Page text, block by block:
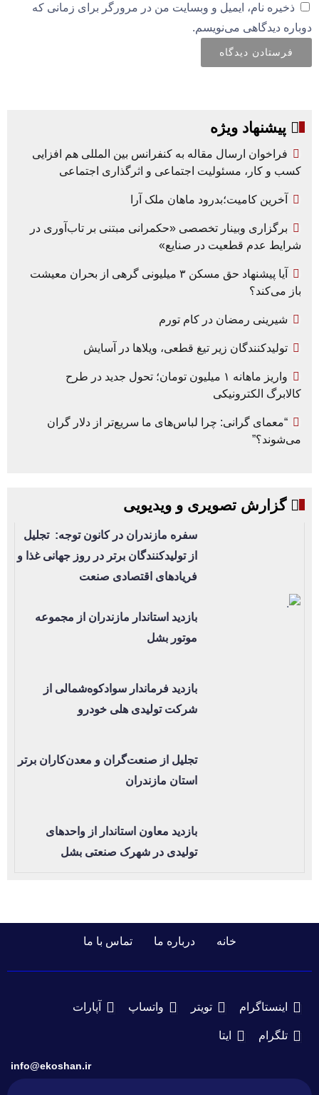
ذخیره نام، ایمیل و وبسایت من در مرورگر برای زمانی که
دوباره دیدگاهی می‌نویسم.
پیشنهاد ویژه
فراخوان ارسال مقاله به کنفرانس بین المللی هم افزایی
کسب و کار، مسئولیت اجتماعی و اثرگذاری اجتماعی
آخرین کامیت؛بدرود ماهان ملک آرا
برگزاری وبینار تخصصی «حکمرانی مبتنی بر تاب‌آوری در
شرایط عدم قطعیت در صنایع»
آیا پیشنهاد حق مسکن ۳ میلیونی گرهی از بحران معیشت
باز می‌کند؟
شیرینی رمضان در کام تورم
تولیدکنندگان زیر تیغ قطعی، ویلاها در آسایش
واریز ماهانه ۱ میلیون تومان؛ تحول جدید در طرح
کالابرگ الکترونیکی
“معمای گرانی: چرا لباس‌های ما سریع‌تر از دلار گران
می‌شوند؟”
گزارش تصویری و ویدیویی
سفره مازندران در کانون توجه: تجلیل
از تولیدکنندگان برتر در روز جهانی غذا و
فریادهای اقتصادی صنعت
بازدید استاندار مازندران از مجموعه
موتور بشل
بازدید فرماندار سوادکوه‌شمالی از
شرکت تولیدی هلی خودرو
تجلیل از صنعت‌گران و معدن‌کاران برتر
استان مازندران
بازدید معاون استاندار از واحدهای
تولیدی در شهرک صنعتی بشل
خانه درباره ما تماس با ما
اینستاگرام تویتر واتساپ آپارات
تلگرام ایتا
info@ekoshan.ir